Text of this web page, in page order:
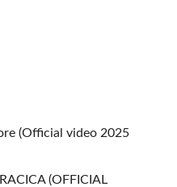
(Official video 2025
(OFFICIAL